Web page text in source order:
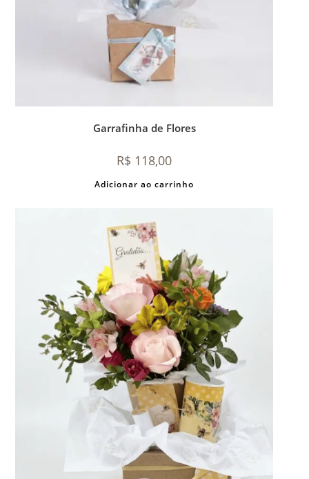
Garrafinha de Flores
R$ 118,00
Adicionar ao carrinho